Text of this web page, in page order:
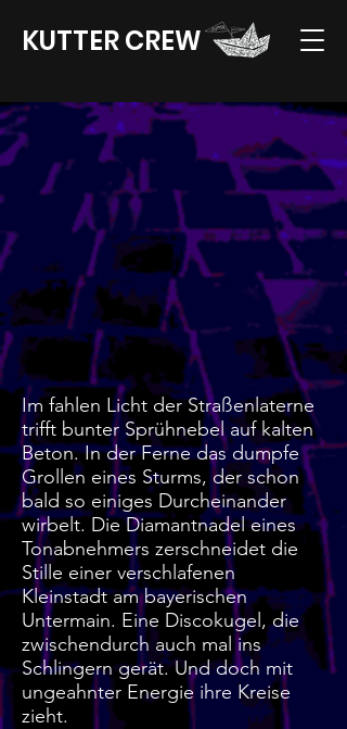
KUTTER CREW
Im fahlen Licht der Straßenlaterne
trifft bunter Sprühnebel auf kalten
Beton. In der Ferne das dumpfe
Grollen eines Sturms, der schon
bald so einiges Durcheinander
wirbelt. Die Diamantnadel eines
Tonabnehmers zerschneidet die
Stille einer verschlafenen
Kleinstadt am bayerischen
Untermain. Eine Discokugel, die
zwischendurch auch mal ins
Schlingern gerät. Und doch mit
ungeahnter Energie ihre Kreise
zieht.